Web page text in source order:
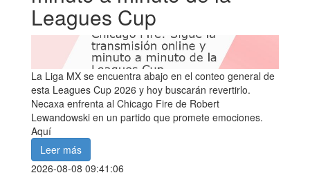
Leagues Cup
La Liga MX se encuentra abajo en el conteo general de
esta Leagues Cup 2026 y hoy buscarán revertirlo.
Necaxa enfrenta al Chicago Fire de Robert
Lewandowski en un partido que promete emociones.
Aquí
Leer más
2026-08-08 09:41:06